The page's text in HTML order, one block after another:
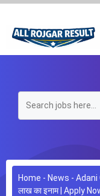
Skip
content
Home - News - Adani
लाख का इनाम | Apply